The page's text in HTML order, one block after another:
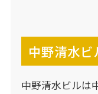
中野清水ビ
中野清水ビルは